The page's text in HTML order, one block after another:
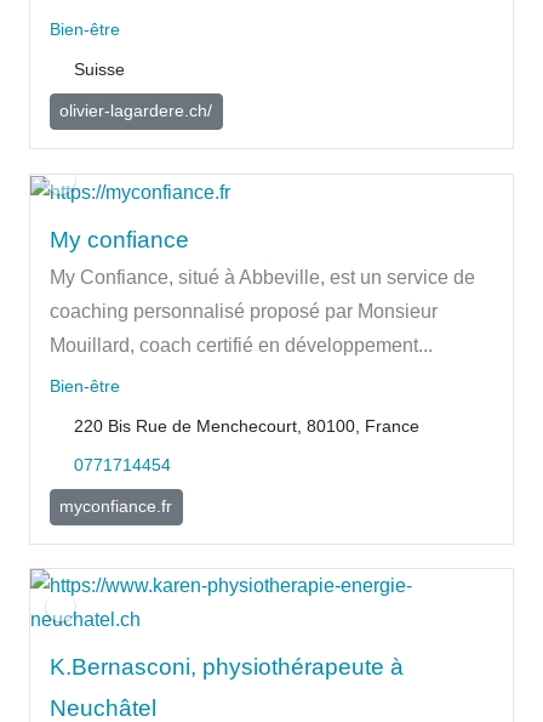
Bien-être
Suisse
olivier-lagardere.ch/
My confiance
My Confiance, situé à Abbeville, est un service de
coaching personnalisé proposé par Monsieur
Mouillard, coach certifié en développement...
Bien-être
220 Bis Rue de Menchecourt, 80100, France
0771714454
myconfiance.fr
K.Bernasconi, physiothérapeute à
Neuchâtel